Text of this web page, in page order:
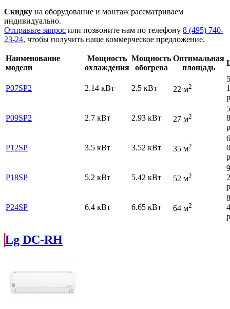
Скидку на оборудование и монтаж рассматриваем
индивидуально.
Отправьте запрос или позвоните нам по телефону 8 (495) 740-
23-24, чтобы получить наше коммерческое предложение.
Наименование
модели
Мощность
охлаждения
Мощность
обогрева
Оптимальная
площадь
P07SP2 2.14 кВт 2.5 кВт 22 м2
P09SP2 2.7 кВт 2.93 кВт 27 м2
P12SP 3.5 кВт 3.52 кВт 35 м2
P18SP 5.2 кВт 5.42 кВт 52 м2
P24SP 6.4 кВт 6.65 кВт 64 м2
Lg DC-RH